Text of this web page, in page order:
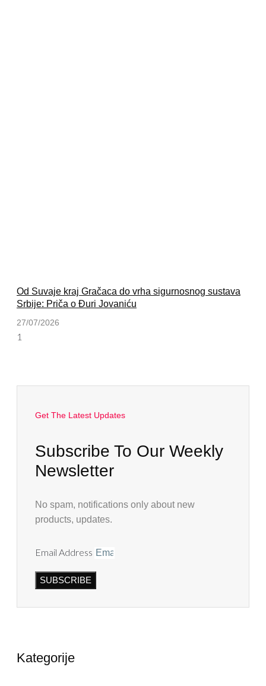
Od Suvaje kraj Gračaca do vrha sigurnosnog sustava
Srbije: Priča o Đuri Jovaniću
27/07/2026
Get The Latest Updates
Subscribe To Our Weekly
Newsletter
No spam, notifications only about new
products, updates.
Email Address
SUBSCRIBE
Kategorije